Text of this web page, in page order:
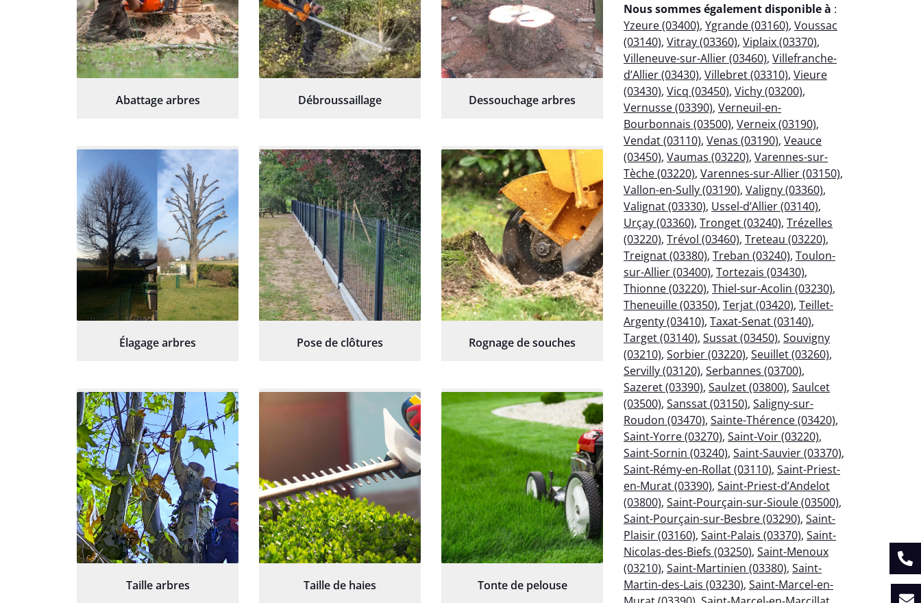
Abattage arbres Débroussaillage Dessouchage arbres
Élagage arbres Pose de clôtures Rognage de souches
Taille arbres Taille de haies Tonte de pelouse
Nous sommes également disponible à :
Yzeure (03400), Ygrande (03160), Voussac
(03140), Vitray (03360), Viplaix (03370),
Villeneuve-sur-Allier (03460), Villefranche-
d’Allier (03430), Villebret (03310), Vieure
(03430), Vicq (03450), Vichy (03200),
Vernusse (03390), Verneuil-en-
Bourbonnais (03500), Verneix (03190),
Vendat (03110), Venas (03190), Veauce
(03450), Vaumas (03220), Varennes-sur-
Tèche (03220), Varennes-sur-Allier (03150),
Vallon-en-Sully (03190), Valigny (03360),
Valignat (03330), Ussel-d’Allier (03140),
Urçay (03360), Tronget (03240), Trézelles
(03220), Trévol (03460), Treteau (03220),
Treignat (03380), Treban (03240), Toulon-
sur-Allier (03400), Tortezais (03430),
Thionne (03220), Thiel-sur-Acolin (03230),
Theneuille (03350), Terjat (03420), Teillet-
Argenty (03410), Taxat-Senat (03140),
Target (03140), Sussat (03450), Souvigny
(03210), Sorbier (03220), Seuillet (03260),
Servilly (03120), Serbannes (03700),
Sazeret (03390), Saulzet (03800), Saulcet
(03500), Sanssat (03150), Saligny-sur-
Roudon (03470), Sainte-Thérence (03420),
Saint-Yorre (03270), Saint-Voir (03220),
Saint-Sornin (03240), Saint-Sauvier (03370),
Saint-Rémy-en-Rollat (03110), Saint-Priest-
en-Murat (03390), Saint-Priest-d’Andelot
(03800), Saint-Pourçain-sur-Sioule (03500),
Saint-Pourçain-sur-Besbre (03290), Saint-
Plaisir (03160), Saint-Palais (03370), Saint-
Nicolas-des-Biefs (03250), Saint-Menoux
(03210), Saint-Martinien (03380), Saint-
Martin-des-Lais (03230), Saint-Marcel-en-